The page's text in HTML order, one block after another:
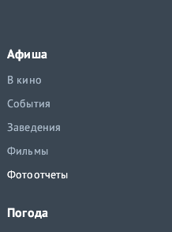
Афиша
В кино
События
Заведения
Фильмы
Фотоотчеты
Погода